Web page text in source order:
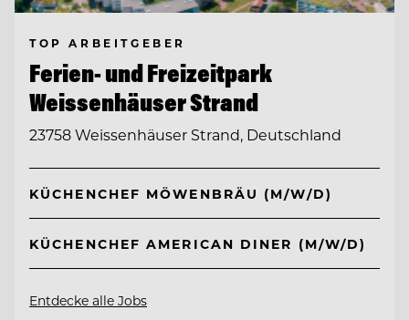
TOP ARBEITGEBER
Ferien- und Freizeitpark
Weissenhäuser Strand
23758 Weissenhäuser Strand, Deutschland
KÜCHENCHEF MÖWENBRÄU (M/W/D)
KÜCHENCHEF AMERICAN DINER (M/W/D)
Entdecke alle Jobs